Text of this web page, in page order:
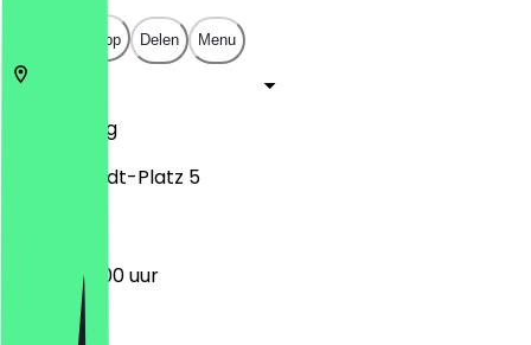
Open in app Delen Menu
Leipzig
Willy-Brandt-Platz 5
10:00 - 20:00 uur